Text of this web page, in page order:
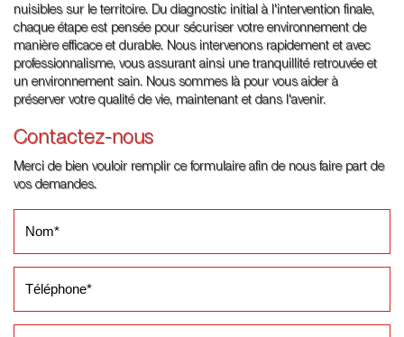
nuisibles sur le territoire. Du diagnostic initial à l'intervention finale,
chaque étape est pensée pour sécuriser votre environnement de
manière efficace et durable. Nous intervenons rapidement et avec
professionnalisme, vous assurant ainsi une tranquillité retrouvée et
un environnement sain. Nous sommes là pour vous aider à
préserver votre qualité de vie, maintenant et dans l'avenir.
Contactez-nous
Merci de bien vouloir remplir ce formulaire afin de nous faire part de
vos demandes.